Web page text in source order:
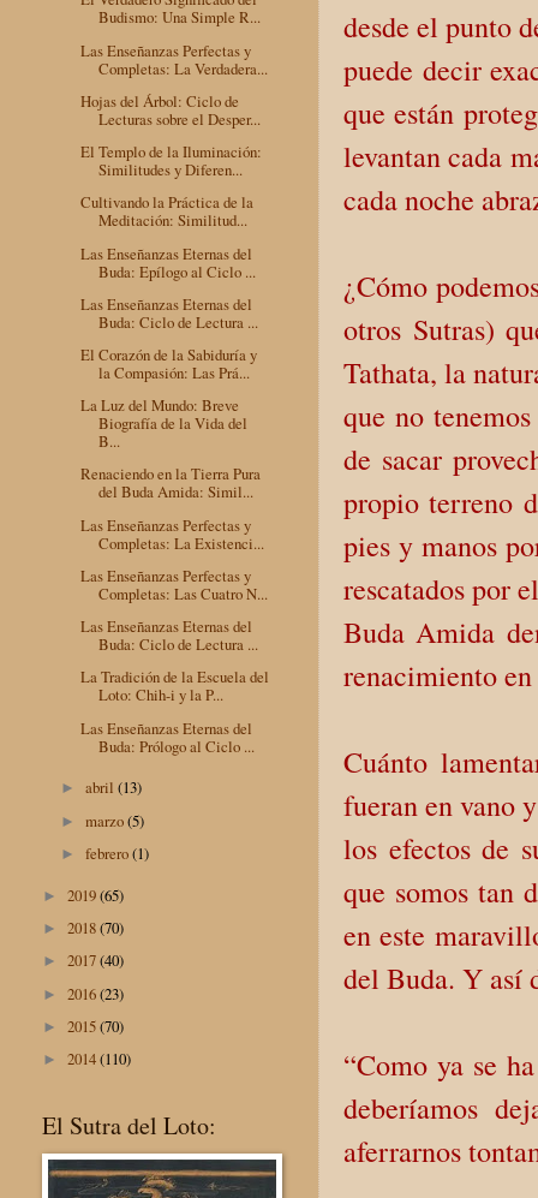
desde el punto
puede decir
que están
levantan cada
cada noche
¿Cómo
otros Sutras)
Tathata, la
que no
de sacar
propio terreno
pies y manos
rescatados por
Buda Amida
renacimiento
Cuánto
fueran en vano
los efectos de
que somos tan
en este
del Buda. Y así
“Como ya se
deberíamos
aferrarnos
Budismo: Una Simple R...
Las Enseñanzas Perfectas y
Completas: La Verdadera...
Hojas del Árbol: Ciclo de
Lecturas sobre el Desper...
El Templo de la Iluminación:
Similitudes y Diferen...
Cultivando la Práctica de la
Meditación: Similitud...
Las Enseñanzas Eternas del
Buda: Epílogo al Ciclo ...
Las Enseñanzas Eternas del
Buda: Ciclo de Lectura ...
El Corazón de la Sabiduría y
la Compasión: Las Prá...
La Luz del Mundo: Breve
Biografía de la Vida del
B...
Renaciendo en la Tierra Pura
del Buda Amida: Simil...
Las Enseñanzas Perfectas y
Completas: La Existenci...
Las Enseñanzas Perfectas y
Completas: Las Cuatro N...
Las Enseñanzas Eternas del
Buda: Ciclo de Lectura ...
La Tradición de la Escuela del
Loto: Chih-i y la P...
Las Enseñanzas Eternas del
Buda: Prólogo al Ciclo ...
►abril(13)
►marzo(5)
►febrero(1)
► 2019(65)
► 2018(70)
► 2017(40)
► 2016(23)
► 2015(70)
► 2014(110)
El Sutra del Loto: